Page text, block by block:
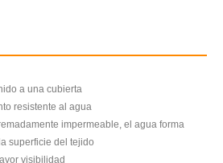
a una cubierta
resistente al agua
impermeable, el agua forma
superficie del tejido
visibilidad